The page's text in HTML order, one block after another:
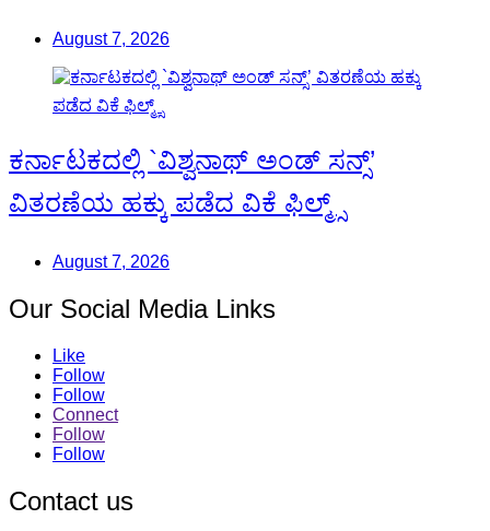
August 7, 2026
ಕರ್ನಾಟಕದಲ್ಲಿ `ವಿಶ್ವನಾಥ್ ಅಂಡ್ ಸನ್ಸ್’
ವಿತರಣೆಯ ಹಕ್ಕು ಪಡೆದ ವಿಕೆ ಫಿಲ್ಮ್ಸ್
August 7, 2026
Our Social Media Links
Like
Follow
Follow
Connect
Follow
Follow
Contact us